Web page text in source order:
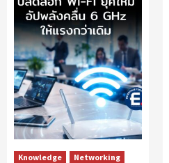
Knowledge
Networking